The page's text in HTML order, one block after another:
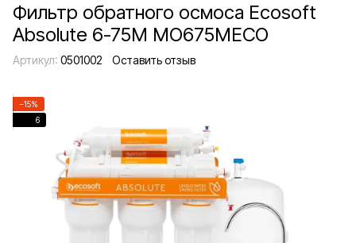
Фильтр обратного осмоса Ecosoft
Absolute 6-75M MO675MECO
Артикул: 0501002 Оставить отзыв
−15%
6